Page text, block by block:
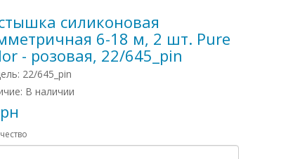
силиконовая
6-18 м, 2 шт. Pure
- розовая, 22/645_pin
22/645_pin
В наличии